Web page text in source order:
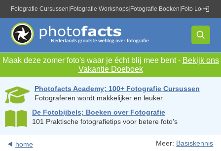
Fotografie Cursussen Fotografie Workshops Fotografie Boeken Foto Locaties
Maak deze zomer foto's waar je écht blij mee bent - Bekijk ons
Vakantie Doeboek
Photofacts Academy; 100+ Fotografie Cursussen
Fotograferen wordt makkelijker en leuker
De Fotobijbels; Boeken over Fotografie
101 Praktische fotografietips voor betere foto's
home Meer: Basiskennis